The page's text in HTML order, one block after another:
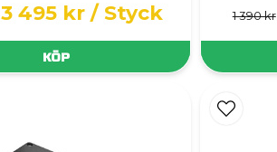
3 495 kr / Styck
KÖP
1 390 kr